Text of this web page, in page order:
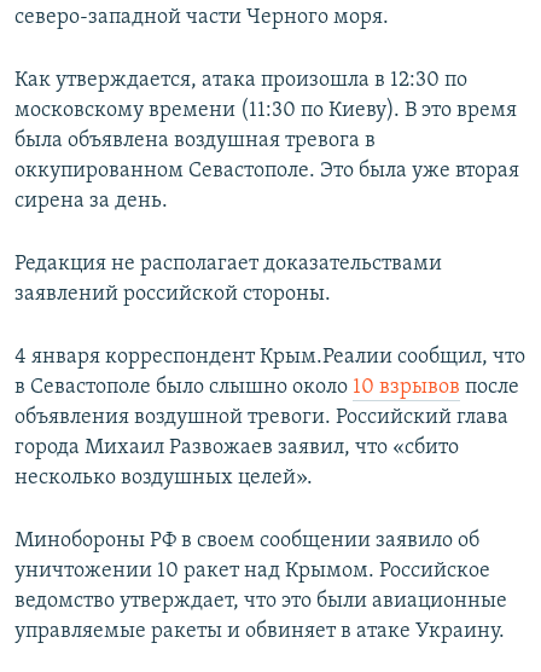
КРЫМ.НЕПОКОРЕННЫЙ
ELIFBE
УКРАИНСКАЯ ПРОБЛЕМА КРЫМА
Все сайты RFE/RL
северо-западной части Черного моря.
Как утверждается, атака произошла в 12:30 по
московскому времени (11:30 по Киеву). В это время
была объявлена воздушная тревога в
оккупированном Севастополе. Это была уже вторая
сирена за день.
Редакция не располагает доказательствами
заявлений российской стороны.
4 января корреспондент Крым.Реалии сообщил, что
в Севастополе было слышно около 10 взрывов после
объявления воздушной тревоги. Российский глава
города Михаил Развожаев заявил, что «сбито
несколько воздушных целей».
Минобороны РФ в своем сообщении заявило об
уничтожении 10 ракет над Крымом. Российское
ведомство утверждает, что это были авиационные
управляемые ракеты и обвиняет в атаке Украину.